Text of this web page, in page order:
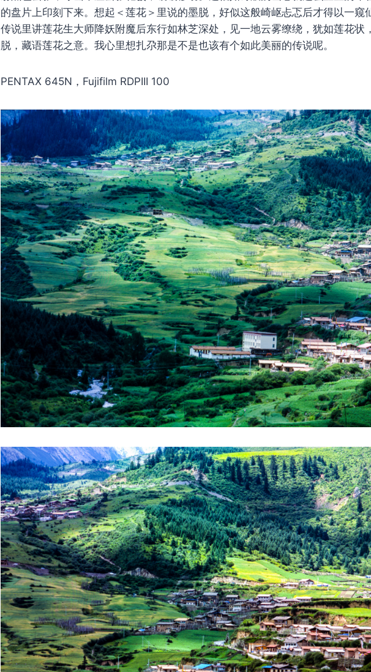
的盘片上印刻下来。想起＜莲花＞里说的墨脱，好似这般崎岖忐忑后才得以一窥
传说里讲莲花生大师降妖附魔后东行如林芝深处，见一地云雾缭绕，犹如莲花状
脱，藏语莲花之意。我心里想扎尕那是不是也该有个如此美丽的传说呢。
PENTAX 645N，Fujifilm RDPIII 100